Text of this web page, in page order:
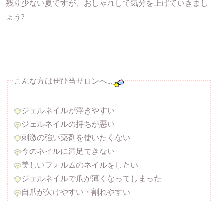
残り少ない夏ですが、おしゃれして気分を上げていきまし
ょう?
こんな方はぜひ当サロンへ…
ジェルネイルが浮きやすい
ジェルネイルの持ちが悪い
刺激の強い薬剤を使いたくない
今のネイルに満足できない
美しいフォルムのネイルをしたい
ジェルネイルで爪が薄くなってしまった
自爪が欠けやすい・割れやすい